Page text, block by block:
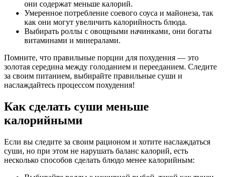
они содержат меньше калорий.
Умеренное потребление соевого соуса и майонеза, так
как они могут увеличить калорийность блюда.
Выбирать роллы с овощными начинками, они богаты
витаминами и минералами.
Помните, что правильные порции для похудения — это
золотая середина между голоданием и перееданием. Следите
за своим питанием, выбирайте правильные суши и
наслаждайтесь процессом похудения!
Как сделать суши меньше
калорийными
Если вы следите за своим рационом и хотите наслаждаться
суши, но при этом не нарушать баланс калорий, есть
несколько способов сделать блюдо менее калорийным: